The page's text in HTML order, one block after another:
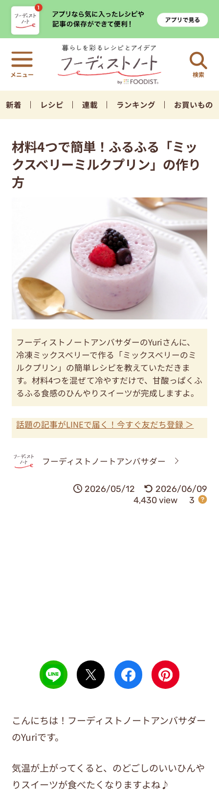
検索
新着 レシピ 連載 ランキング お買いもの
材料4つで簡単！ふるふる「ミッ
クスベリーミルクプリン」の作り
方
フーディストノートアンバサダーのYuriさんに、
冷凍ミックスベリーで作る「ミックスベリーのミ
ルクプリン」の簡単レシピを教えていただきま
す。材料4つを混ぜて冷やすだけで、甘酸っぱくふ
るふる食感のひんやりスイーツが完成しますよ。
話題の記事がLINEで届く！今すぐ友だち登録 ＞
フーディストノートアンバサダー
2026/05/12
2026/06/09
4,430 view
3
こんにちは！フーディストノートアンバサダー
のYuriです。
気温が上がってくると、のどごしのいいひんや
りスイーツが食べたくなりますよね♪